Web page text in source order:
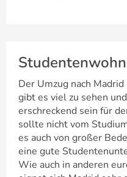
Der Umzug nach
gibt es viel zu sehen
erschreckend sein für
sollte nicht vom
es auch von großer
eine gute
Wie auch in anderen